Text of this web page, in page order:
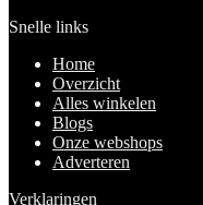
Snelle links
Home
Overzicht
Alles winkelen
Blogs
Onze webshops
Adverteren
Verklaringen